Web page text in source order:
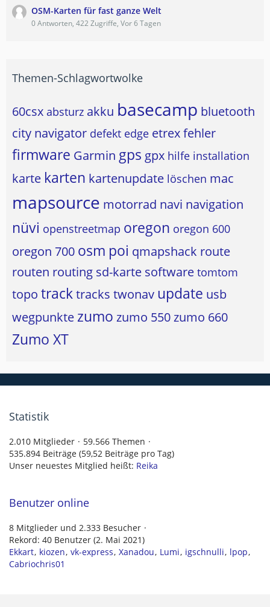
OSM-Karten für fast ganze Welt
0 Antworten, 422 Zugriffe, Vor 6 Tagen
Themen-Schlagwortwolke
60csx absturz akku basecamp bluetooth
city navigator defekt edge etrexfehler
firmware Garmin gps gpx hilfe installation
karte karten kartenupdate löschen mac
mapsource motorrad navi navigation
nüvi openstreetmap oregon oregon 600
oregon 700 osm poi qmapshack route
routen routing sd-karte software tomtom
topo tracktracks twonav update usb
wegpunkte zumo zumo 550zumo 660
Zumo XT
Statistik
2.010 Mitglieder
59.566 Themen
535.894 Beiträge (59,52 Beiträge pro Tag)
Unser neuestes Mitglied heißt: Reika
Benutzer online
8 Mitglieder und 2.333 Besucher
Rekord: 40 Benutzer (2. Mai 2021)
Ekkart kiozen vk-express Xanadou Lumi igschnulli lpop
Cabriochris01